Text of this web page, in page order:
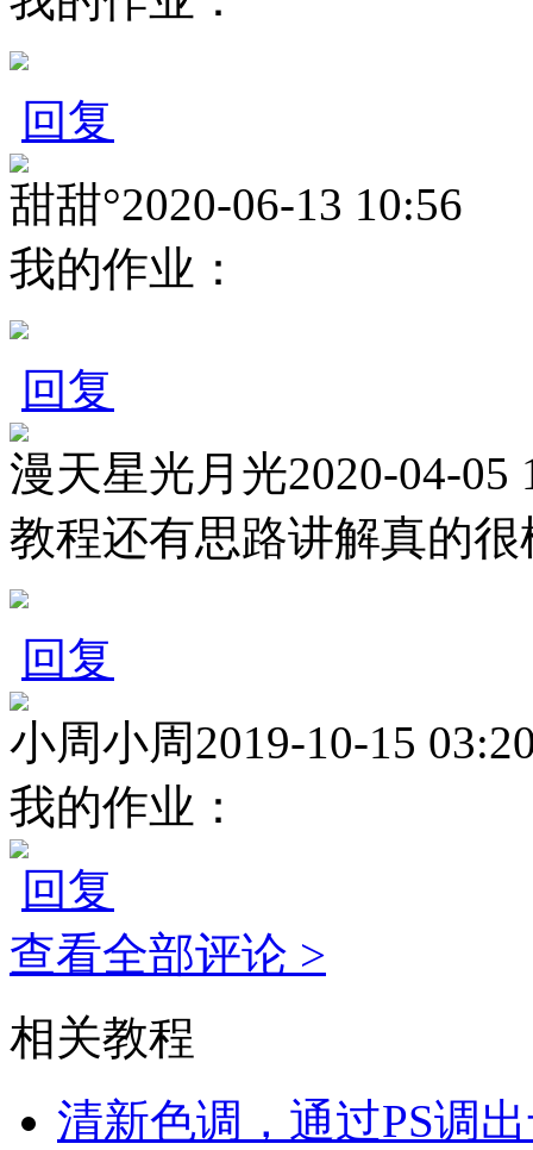
回复
甜甜°2020-06-13 10:56
我的作业：
回复
漫天星光月光2020-04-05
教程还有思路讲解真的
回复
小周小周2019-10-15
我的作业：
回复
查看全部评论 >
相关教程
清新色调，通过PS调